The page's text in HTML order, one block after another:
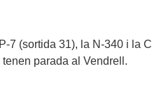
7 (sortida 31), la N-340 i la
parada al Vendrell.